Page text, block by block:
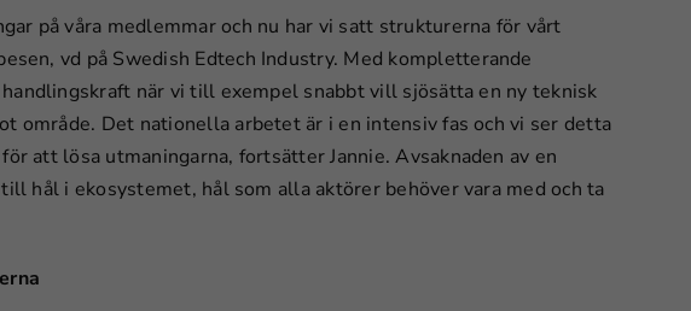
på våra medlemmar och nu har vi satt strukturerna för vårt
vd på Swedish Edtech Industry. Med kompletterande
när vi till exempel snabbt vill sjösätta en ny teknisk
område. Det nationella arbetet är i en intensiv fas och vi ser detta
att lösa utmaningarna, fortsätter Jannie. Avsaknaden av en
hål i ekosystemet, hål som alla aktörer behöver vara med och ta